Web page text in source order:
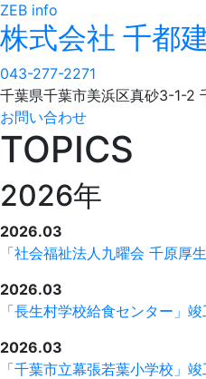
ZEB info
株式会社 千都
043-277-2271
千葉県千葉市美浜区真砂3-1-2
お問い合わせ
TOPICS
2026年
2026.03
「社会福祉法人九曜会 千原厚
2026.03
「長生村学校給食センター」竣
2026.03
「千葉市立幕張若葉小学校」竣